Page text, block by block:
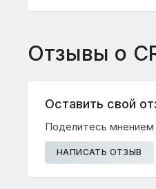
Отзывы о
Оставить свой
Поделитесь мнением
НАПИСАТЬ ОТЗЫВ